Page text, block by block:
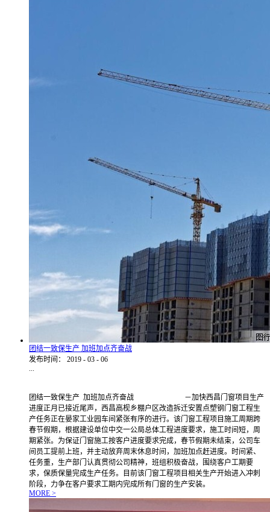
团结一致保生产 加班加点齐奋战
发布时间：
2019 - 03 - 06
...
团结一致保生产 加班加点齐奋战 －加快西昌门窗项目生产
进度正月已接近尾声，西昌高枧乡棚户区改造拆迁安置点塑钢门窗工程生
产任务正在晏家工业园车间紧张有序的进行。该门窗工程项目施工周期跨
春节假期，根据建设单位中交一公局总体工程进度要求，施工时间短，周
期紧张。为保证门窗施工按客户进度要求完成，春节假期未结束，公司车
间员工提前上班，并主动放弃周末休息时间，加班加点赶进度。时间紧、
任务重，生产部门认真贯彻公司精神，班组积极奋战，围绕客户工期要
求，保质保量完成生产任务。目前该门窗工程项目相关生产开始进入冲刺
阶段，力争在客户要求工期内完成所有门窗的生产安装。
MORE >